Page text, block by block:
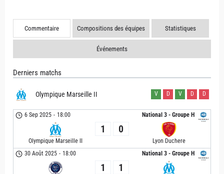
Commentaire Compositions des équipes Statistiques
Événements
Derniers matchs
Olympique Marseille II V D V D D
National 3 - Groupe H
6 Sep 2025 - 18:00
Olympique Marseille II
1 0
Lyon Duchere
National 3 - Groupe H
30 Août 2025 - 18:00
1 1